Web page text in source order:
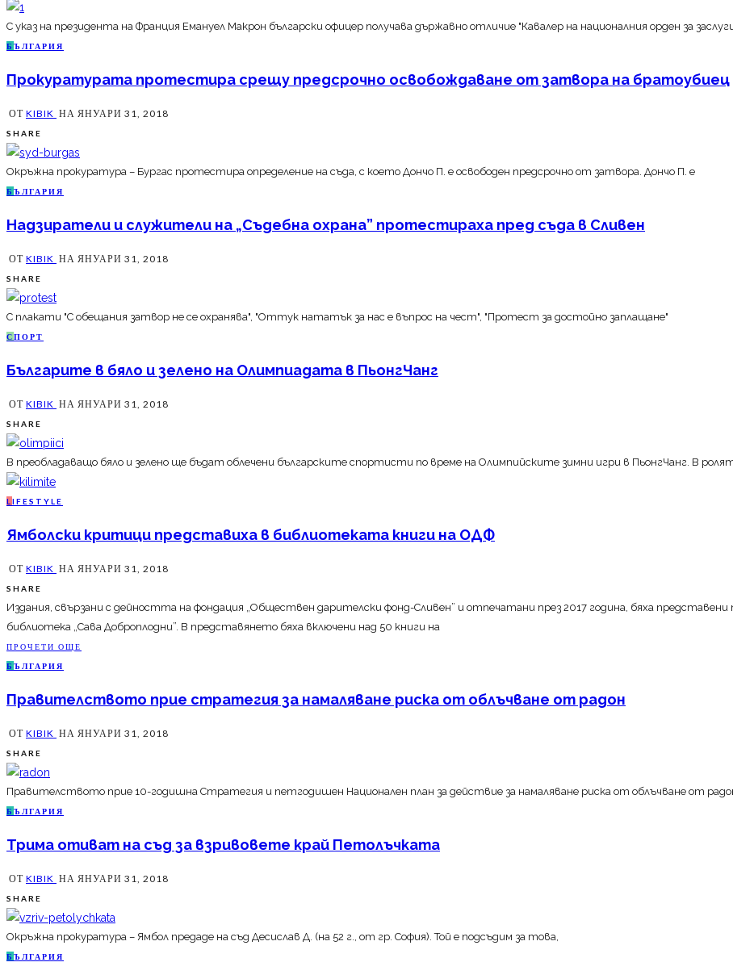
С указ на президента на Франция Емануел Макрон български офицер получава държавно отличие "Кавалер на националния орден за
Б ЪЛГАРИЯ
Прокуратурата протестира срещу предсрочно освобождаване от затвора на братоубиец
ОТ KIBIK НА ЯНУАРИ 31, 2018
SHARE
Окръжна прокуратура – Бургас протестира определение на съда, с което Дончо П. е освободен предсрочно от затвора. Дончо П. е
Б ЪЛГАРИЯ
Надзиратели и служители на „Съдебна охрана” протестираха пред съда в Сливен
ОТ KIBIK НА ЯНУАРИ 31, 2018
SHARE
С плакати "С обещания затвор не се охранява", "Оттук нататък за нас е въпрос на чест", "Протест за достойно заплащане"
СПОРТ
Българите в бяло и зелено на Олимпиадата в ПьонгЧанг
ОТ KIBIK НА ЯНУАРИ 31, 2018
SHARE
В преобладаващо бяло и зелено ще бъдат облечени българските спортисти по време на Олимпийските зимни игри в ПьонгЧанг. В
L IFESTYLE
Ямболски критици представиха в библиотеката книги на ОДФ
ОТ KIBIK НА ЯНУАРИ 31, 2018
SHARE
Издания, свързани с дейността на фондация „Обществен дарителски фонд-Сливен” и отпечатани през 2017 година, бяха
библиотека „Сава Доброплодни”. В представянето бяха включени над 50 книги на
ПРОЧЕТИ ОЩЕ
Б ЪЛГАРИЯ
Правителството прие стратегия за намаляване риска от облъчване от радон
ОТ KIBIK НА ЯНУАРИ 31, 2018
SHARE
Правителството прие 10-годишна Стратегия и петгодишен Национален план за действие за намаляване риска от облъчване oт
Б ЪЛГАРИЯ
Трима отиват на съд за взривовете край Петолъчката
ОТ KIBIK НА ЯНУАРИ 31, 2018
SHARE
Окръжна прокуратура – Ямбол предаде на съд Десислав Д. (на 52 г., от гр. София). Той е подсъдим за това,
Б ЪЛГАРИЯ